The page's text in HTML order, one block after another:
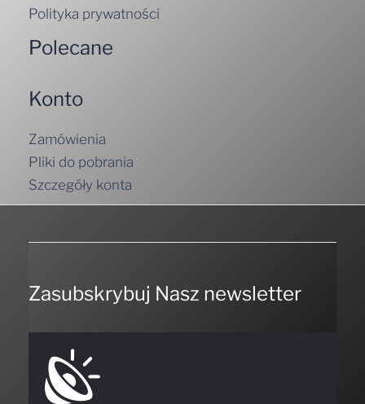
Polityka prywatności
Polecane
Konto
Zamówienia
Pliki do pobrania
Szczegóły konta
Zasubskrybuj Nasz newsletter